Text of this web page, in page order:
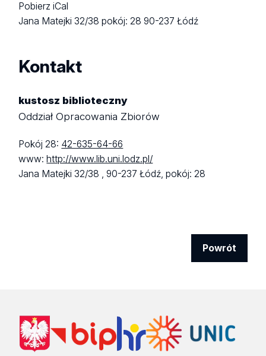
Pobierz iCal
Jana Matejki 32/38pokój: 2890-237 Łódź
Kontakt
kustosz biblioteczny
Oddział Opracowania Zbiorów
Pokój 28: 42-635-64-66
www: http://www.lib.uni.lodz.pl/
Jana Matejki 32/38 ,90-237 Łódź,pokój: 28
Powrót